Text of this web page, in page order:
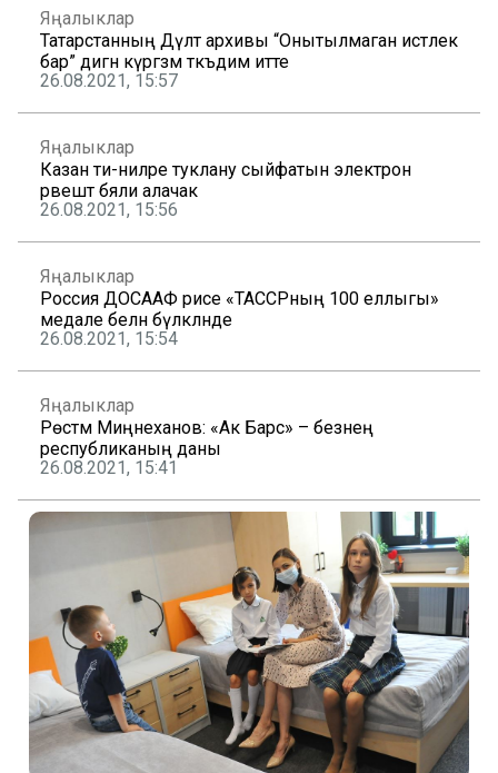
Яңалыклар
Татарстанның Дәүләт архивы “Онытылмаган истәлек
бар” дигән күргәзмә тәкъдим итте
26.08.2021, 15:57
Яңалыклар
Казан әти-әниләре туклану сыйфатын электрон
рәвештә бәяли алачак
26.08.2021, 15:56
Яңалыклар
Россия ДОСААФ рәисе «ТАССРның 100 еллыгы»
медале белән бүләкләнде
26.08.2021, 15:54
Яңалыклар
Рөстәм Миңнеханов: «Ак Барс» – безнең
республиканың даны
26.08.2021, 15:41